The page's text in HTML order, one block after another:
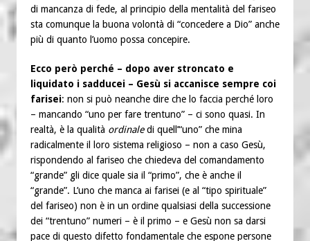
di mancanza di fede, al principio della mentalità del fariseo
sta comunque la buona volontà di “concedere a Dio” anche
più di quanto l’uomo possa concepire.
Ecco però perché – dopo aver stroncato e
liquidato i sadducei – Gesù si accanisce sempre coi
farisei: non si può neanche dire che lo faccia perché loro
– mancando “uno per fare trentuno” – ci sono quasi. In
realtà, è la qualità ordinaledi quell’“uno” che mina
radicalmente il loro sistema religioso – non a caso Gesù,
rispondendo al fariseo che chiedeva del comandamento
“grande” gli dice quale sia il “primo”, che è anche il
“grande”. L’uno che manca ai farisei (e al “tipo spirituale”
del fariseo) non è in un ordine qualsiasi della successione
dei “trentuno” numeri – è il primo – e Gesù non sa darsi
pace di questo difetto fondamentale che espone persone